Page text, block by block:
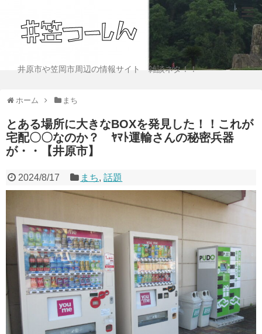
井原市や笠岡市周辺の情報サイト 雑談ネタ！！
ホーム まち
とある場所に大きなBOXを発見した！！これが
宅配〇〇なのか？ ﾔﾏﾄ運輸さんの秘密兵器
が・・【井原市】
2024/8/17 まち,話題